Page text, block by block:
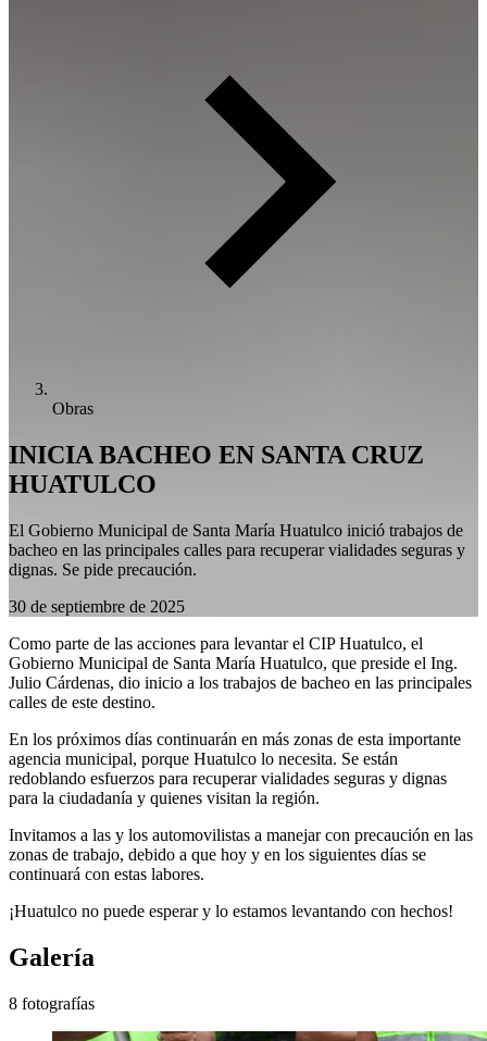
Obras
INICIA BACHEO EN SANTA CRUZ
HUATULCO
El Gobierno Municipal de Santa María Huatulco inició trabajos de
bacheo en las principales calles para recuperar vialidades seguras y
dignas. Se pide precaución.
30 de septiembre de 2025
Como parte de las acciones para levantar el CIP Huatulco, el
Gobierno Municipal de Santa María Huatulco, que preside el Ing.
Julio Cárdenas, dio inicio a los trabajos de bacheo en las principales
calles de este destino.
En los próximos días continuarán en más zonas de esta importante
agencia municipal, porque Huatulco lo necesita. Se están
redoblando esfuerzos para recuperar vialidades seguras y dignas
para la ciudadanía y quienes visitan la región.
Invitamos a las y los automovilistas a manejar con precaución en las
zonas de trabajo, debido a que hoy y en los siguientes días se
continuará con estas labores.
¡Huatulco no puede esperar y lo estamos levantando con hechos!
Galería
8 fotografías